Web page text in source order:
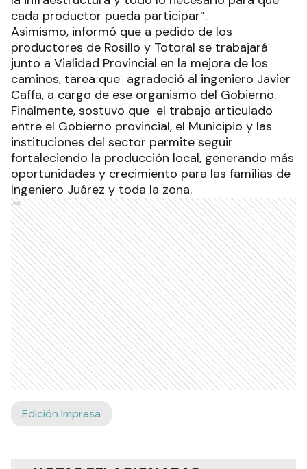
cada productor pueda participar”.
Asimismo, informó que a pedido de los
productores de Rosillo y Totoral se trabajará
junto a Vialidad Provincial en la mejora de los
caminos, tarea que agradeció al ingeniero Javier
Caffa, a cargo de ese organismo del Gobierno.
Finalmente, sostuvo que el trabajo articulado
entre el Gobierno provincial, el Municipio y las
instituciones del sector permite seguir
fortaleciendo la producción local, generando más
oportunidades y crecimiento para las familias de
Ingeniero Juárez y toda la zona.
Ads
Edición Impresa